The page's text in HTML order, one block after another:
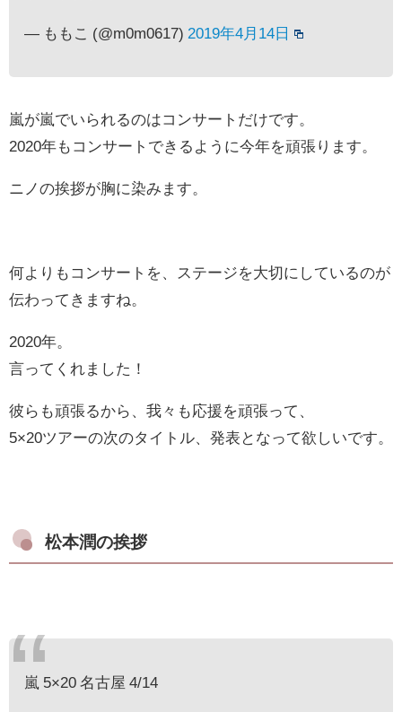
— ももこ (@m0m0617) 2019年4月14日
嵐が嵐でいられるのはコンサートだけです。
2020年もコンサートできるように今年を頑張ります。
ニノの挨拶が胸に染みます。
何よりもコンサートを、ステージを大切にしているのが
伝わってきますね。
2020年。
言ってくれました！
彼らも頑張るから、我々も応援を頑張って、
5×20ツアーの次のタイトル、発表となって欲しいです。
松本潤の挨拶
嵐 5×20 名古屋 4/14